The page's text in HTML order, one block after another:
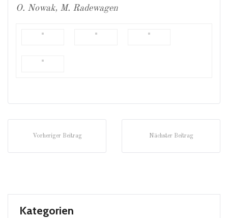
O. Nowak, M. Radewagen
Vorheriger Beitrag Nächster Beitrag
Kategorien